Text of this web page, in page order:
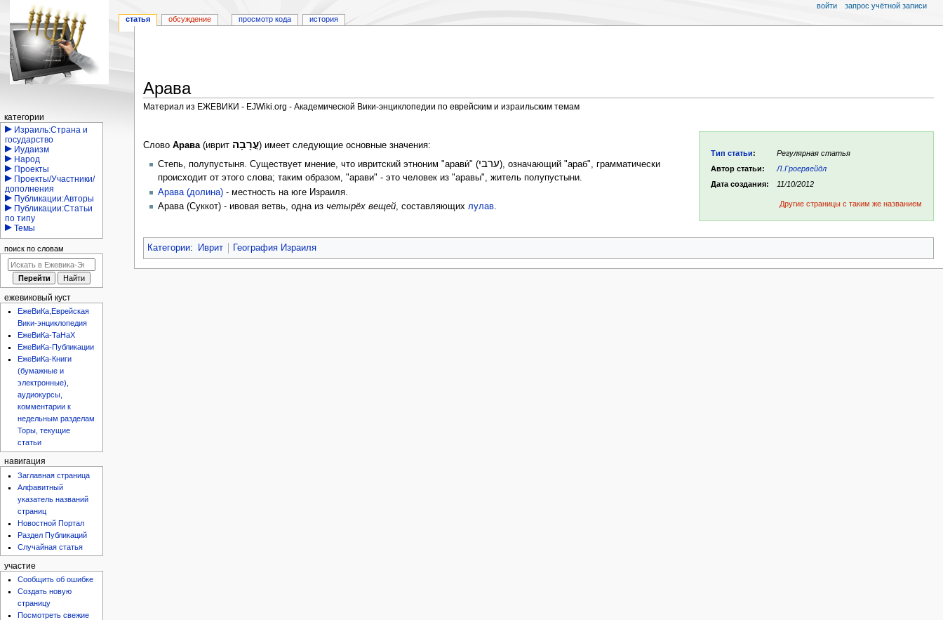
Арава
Материал из ЕЖЕВИКИ - EJWiki.org - Академической Вики-энциклопедии по еврейским и израильским темам
к
к
Тип статьи:
Регулярная статья
Автор статьи:
Л.Гроервейдл
Дата создания:
11/10/2012
Другие страницы с таким же названием
СловоАрава(иврит עֲרָבָה) имеет следующие основные значения:
Степь, полупустыня. Существует мнение, что ивритский этноним "арави́" (ערבי), означающий "араб", грамматически
происходит от этого слова; таким образом, "арави" - это человек из "аравы", житель полупустыни.
Арава (долина)- местность на юге Израиля.
Арава (Суккот) - ивовая ветвь, одна из четырёх вещей, составляющих лулав.
Категории: Иврит География Израиля
Навигация
статья обсуждение просмотр кода история
войти запрос учётной записи
категории
Израиль:Страна и
государство
Иудаизм
Народ
Проекты
Проекты/Участники/
дополнения
Публикации:Авторы
Публикации:Статьи
по типу
Темы
поиск по словам
ежевиковый куст
ЕжеВиКа,Еврейская
Вики-энциклопедия
ЕжеВиКа-ТаНаХ
ЕжеВиКа-Публикации
ЕжеВиКа-Книги
(бумажные и
электронные),
аудиокурсы,
комментарии к
недельным разделам
Торы, текущие
статьи
навигация
Заглавная страница
Алфавитный
указатель названий
страниц
Новостной Портал
Раздел Публикаций
Случайная статья
участие
Сообщить об ошибке
Создать новую
страницу
Посмотреть свежие